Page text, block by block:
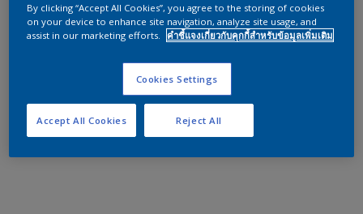
By clicking “Accept All Cookies”, you agree to the storing of cookies
on your device to enhance site navigation, analyze site usage, and
assist in our marketing efforts.
คำชี้แจงเกี่ยวกับคุกกี้สำหรับข้อมูลเพิ่มเติม
Cookies Settings
Reject All
Accept All Cookies